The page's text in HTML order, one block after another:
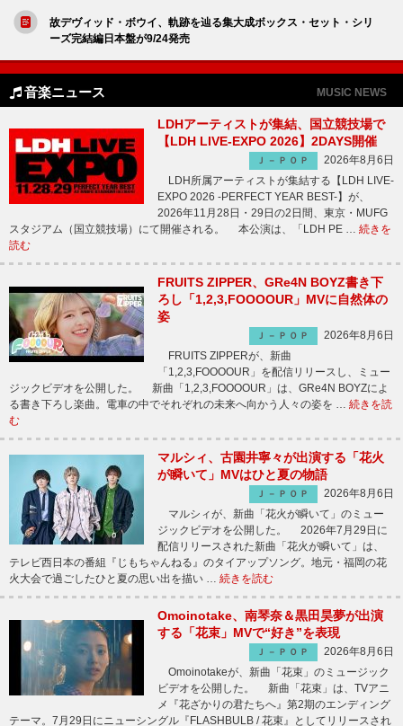
故デヴィッド・ボウイ、軌跡を辿る集大成ボックス・セット・シリ
ーズ完結編日本盤が9/24発売
音楽ニュース MUSIC NEWS
LDHアーティストが集結、国立競技場で
【LDH LIVE-EXPO 2026】2DAYS開催
Ｊ－ＰＯＰ
2026年8月6日
LDH所属アーティストが集結する【LDH LIVE-
EXPO 2026 -PERFECT YEAR BEST-】が、
2026年11月28日・29日の2日間、東京・MUFG
スタジアム（国立競技場）にて開催される。 本公演は、「LDH PE … 続きを
読む
FRUITS ZIPPER、GRe4N BOYZ書き下
ろし「1,2,3,FOOOOUR」MVに自然体の
姿
Ｊ－ＰＯＰ
2026年8月6日
FRUITS ZIPPERが、新曲
「1,2,3,FOOOOUR」を配信リリースし、ミュー
ジックビデオを公開した。 新曲「1,2,3,FOOOOUR」は、GRe4N BOYZによ
る書き下ろし楽曲。電車の中でそれぞれの未来へ向かう人々の姿を … 続きを読
む
マルシィ、古園井寧々が出演する「花火
が瞬いて」MVはひと夏の物語
Ｊ－ＰＯＰ
2026年8月6日
マルシィが、新曲「花火が瞬いて」のミュー
ジックビデオを公開した。 2026年7月29日に
配信リリースされた新曲「花火が瞬いて」は、
テレビ西日本の番組『じもちゃんねる』のタイアップソング。地元・福岡の花
火大会で過ごしたひと夏の思い出を描い … 続きを読む
Omoinotake、南琴奈＆黒田昊夢が出演
する「花束」MVで“好き”を表現
Ｊ－ＰＯＰ
2026年8月6日
Omoinotakeが、新曲「花束」のミュージック
ビデオを公開した。 新曲「花束」は、TVアニ
メ『花ざかりの君たちへ』第2期のエンディング
テーマ。7月29日にニューシングル『FLASHBULB / 花束』としてリリースされ